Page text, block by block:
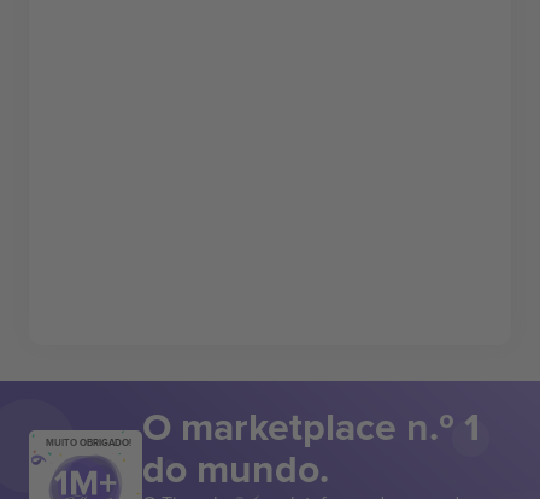
MUITO OBRIGADO! O marketplace n.º 1
do mundo.